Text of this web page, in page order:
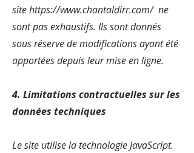
sitehttps://www.chantaldirr.com/ne
sont pas exhaustifs. Ils sont donnés
sous réserve de modifications ayant été
apportées depuis leur mise en ligne.
4. Limitations contractuelles sur les
données techniques
Le site utilise la technologie JavaScript.